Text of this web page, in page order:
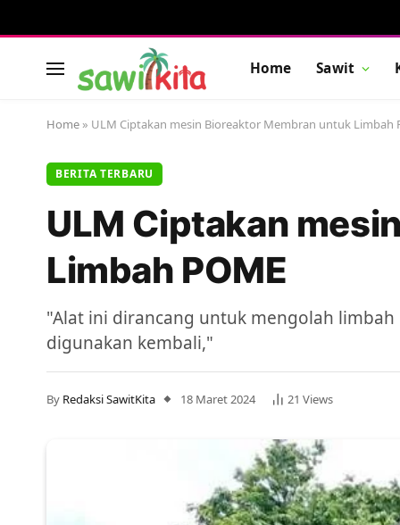
Home Sawit
Home » ULM Ciptakan mesin Bioreaktor Membran untuk Limbah
BERITA TERBARU
ULM Ciptakan
Limbah POME
"Alat ini dirancang untuk mengolah limbah
digunakan kembali,"
By Redaksi SawitKita 18 Maret 2024 21 Views